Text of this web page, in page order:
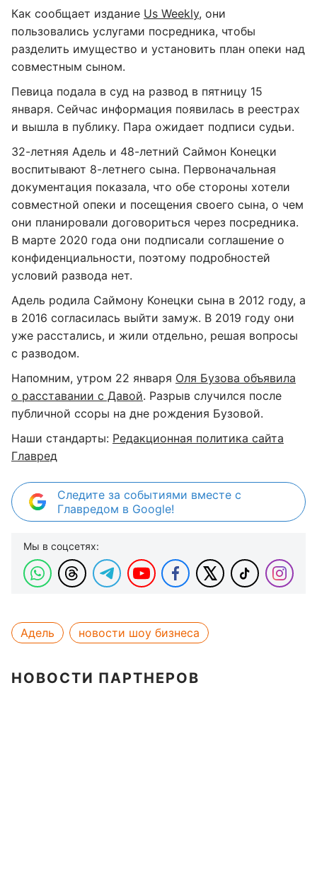
Как сообщает издание Us Weekly, они
пользовались услугами посредника, чтобы
разделить имущество и установить план опеки над
совместным сыном.
Певица подала в суд на развод в пятницу 15
января. Сейчас информация появилась в реестрах
и вышла в публику. Пара ожидает подписи судьи.
32-летняя Адель и 48-летний Саймон Конецки
воспитывают 8-летнего сына. Первоначальная
документация показала, что обе стороны хотели
совместной опеки и посещения своего сына, о чем
они планировали договориться через посредника.
В марте 2020 года они подписали соглашение о
конфиденциальности, поэтому подробностей
условий развода нет.
Адель родила Саймону Конецки сына в 2012 году, а
в 2016 согласилась выйти замуж. В 2019 году они
уже расстались, и жили отдельно, решая вопросы
с разводом.
Напомним, утром 22 января Оля Бузова объявила
о расставании с Давой. Разрыв случился после
публичной ссоры на дне рождения Бузовой.
Наши стандарты: Редакционная политика сайта
Главред
Следите за событиями вместе с
Главредом в Google!
Мы в соцсетях:
Адель новости шоу бизнеса
НОВОСТИ ПАРТНЕРОВ